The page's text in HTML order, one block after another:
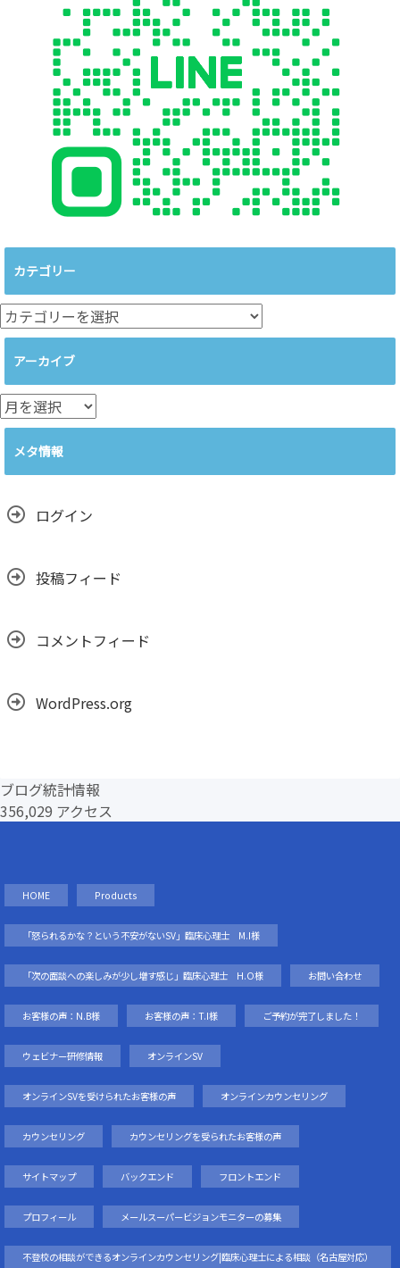
カテゴリー
カ
テ
リ
ー
アーカイブ
ア
ー
イ
メタ情報
ログイン
投稿フィード
コメントフィード
WordPress.org
ブログ統計情報
356,029 アクセス
HOME Products
「怒られるかな？という不安がないSV」臨床心理士 M.I様
「次の面談への楽しみが少し増す感じ」臨床心理士 H.O様 お問い合わせ
お客様の声：N.B様 お客様の声：T.I様 ご予約が完了しました！
ウェビナー研修情報 オンラインSV
オンラインSVを受けられたお客様の声 オンラインカウンセリング
カウンセリング カウンセリングを受られたお客様の声
サイトマップ バックエンド フロントエンド
プロフィール メールスーパービジョンモニターの募集
不登校の相談ができるオンラインカウンセリング|臨床心理士による相談（名古屋対応）